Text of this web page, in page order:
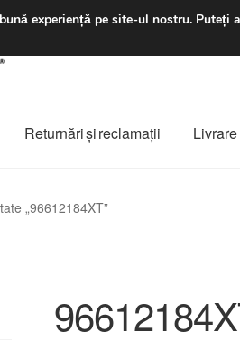
Returnări şi reclamații Livrare
„96612184XT”
experiență pe site-ul nostru. Puteți